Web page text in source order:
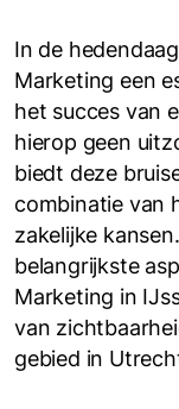
In de
Marketing een
het succes van
hierop geen
biedt deze
combinatie van
zakelijke
belangrijkste
Marketing in
van
gebied in